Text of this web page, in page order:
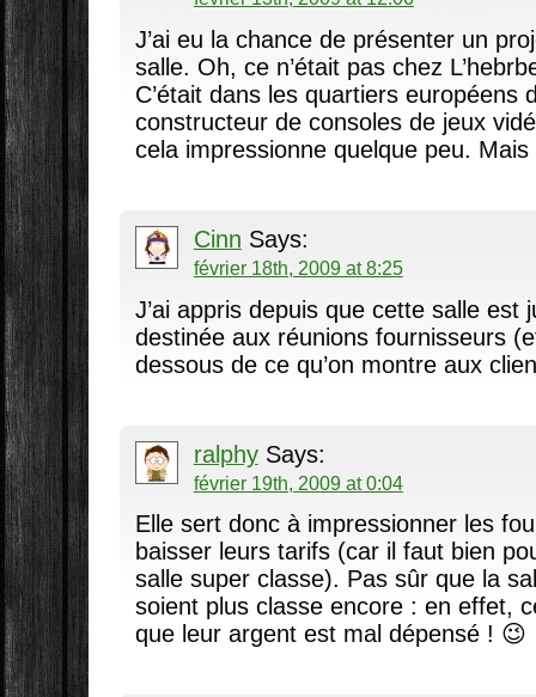
J’ai eu la chance de présenter un
salle. Oh, ce n’était pas chez
C’était dans les quartiers européens
constructeur de consoles de jeux
cela impressionne quelque peu.
Cinn Says:
février 18th, 2009 at 8:25
J’ai appris depuis que cette salle est
destinée aux réunions fournisseurs
dessous de ce qu’on montre aux
ralphySays:
février 19th, 2009 at 0:04
Elle sert donc à impressionner les
baisser leurs tarifs (car il faut bien
salle super classe). Pas sûr que la
soient plus classe encore : en effet,
que leur argent est mal dépensé ! 😉